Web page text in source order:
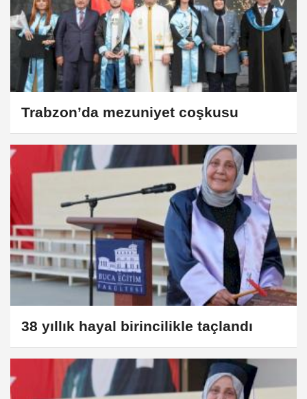
Trabzon’da mezuniyet coşkusu
38 yıllık hayal birincilikle taçlandı